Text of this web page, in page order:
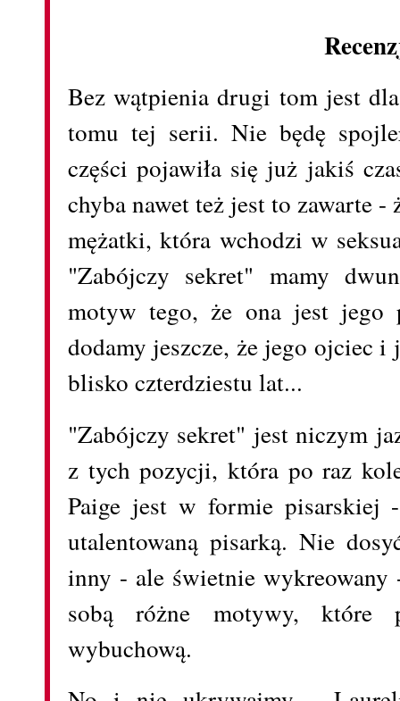
Bez wątpienia drugi tom jest
tomu tej serii. Nie będę
części pojawiła się już jakiś
chyba nawet też jest to zawarte -
mężatki, która wchodzi w
"Zabójczy sekret" mamy
motyw tego, że ona jest jego
dodamy jeszcze, że jego ojciec
blisko czterdziestu lat...
"Zabójczy sekret" jest niczym
z tych pozycji, która po raz
Paige jest w formie pisarskiej
utalentowaną pisarką. Nie
inny - ale świetnie wykreowany
sobą różne motywy, które
wybuchową.